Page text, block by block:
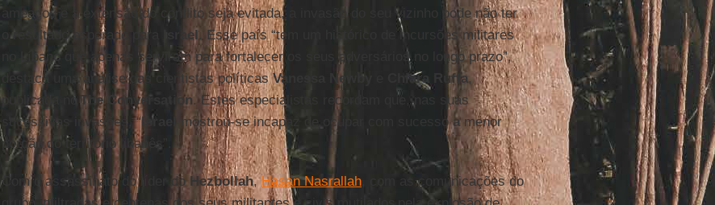
ameaçou e a extensão do conflito seja evitada, a invasão do seu vizinho pode não ter
o resultado esperado para
Israel. Esse país “tem um histórico de incursões militares
no Líbano que apenas serviram para fortalecer os seus adversários no longo prazo”,
destaca uma análise das cientistas políticasVanessa Newby Chiara Ruffa,
publicada no The Conversation. Estes especialistas recordam que, nas suas
sucessivas invasões, “Israel
mostrou-se incapaz de ocupar com sucesso a menor
porção do território libanês”.
Com o assassinato do líder do Hezbollah,Hasan Nasrallah, com as comunicações do